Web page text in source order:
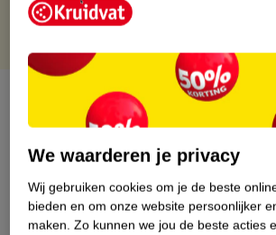
Over dit product
Etiketinformatie
We waarderen je privacy
Wij gebruiken cookies om je de beste
bieden en om onze website persoonlijker
maken. Zo kunnen we jou de beste acties